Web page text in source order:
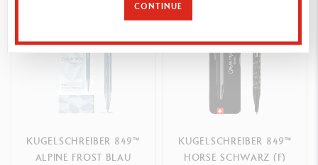
NACHFÜLLUNGEN
Ausgestattet mit einer blauen Caran d’Ache Goliath-Medium-
Kompatibel mit allen Caran d’Ache Goliath-Patronen
VERPACKUNG
KUGELSCHREIBER 849™
ALPINE FROST BLAU
KUGELSCHREIBER 849™
HORSE SCHWARZ (F)
CONTINUE